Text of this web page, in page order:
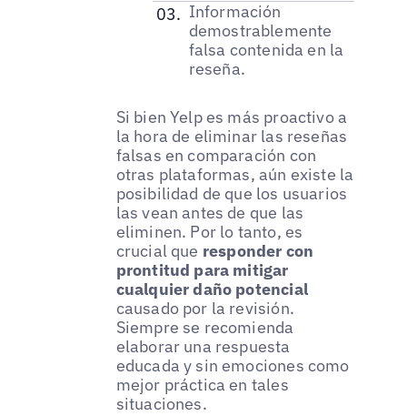
Información
demostrablemente
falsa contenida en la
reseña.
Si bien Yelp es más proactivo a
la hora de eliminar las reseñas
falsas en comparación con
otras plataformas, aún existe la
posibilidad de que los usuarios
las vean antes de que las
eliminen. Por lo tanto, es
crucial que responder con
prontitud para mitigar
cualquier daño potencial
causado por la revisión.
Siempre se recomienda
elaborar una respuesta
educada y sin emociones como
mejor práctica en tales
situaciones.